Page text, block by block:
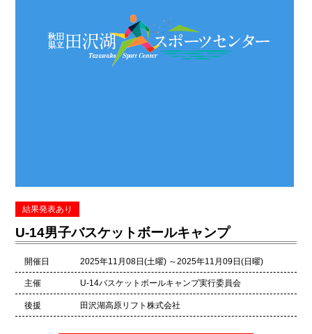
結果発表あり
U-14男子バスケットボールキャンプ
開催日 2025年11月08日(土曜) ～2025年11月09日(日曜)
主催 U-14バスケットボールキャンプ実行委員会
後援 田沢湖高原リフト株式会社